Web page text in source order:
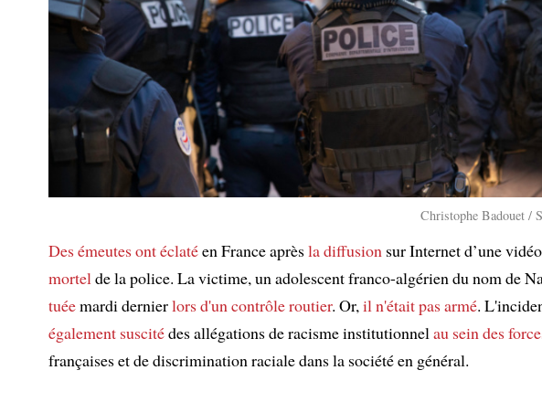
Christophe Badouet /
Des émeutesont éclatéen France aprèsla diffusion sur Internet d’une
mortelde la police. La victime, un adolescent franco-algérien du nom de
tuéemardi dernierlors d'un contrôle routier. Or,il n'était pas armé.
également suscitédes allégations de racisme institutionnelau sein des
françaises et de discrimination raciale dans la société en général.